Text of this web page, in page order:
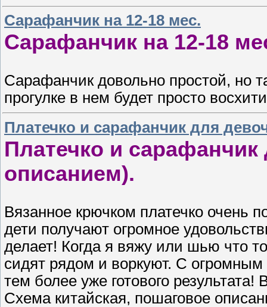
Сарафанчик на 12-18 мес.
Сарафанчик на 12-18
Сарафанчик довольно простой, но
прогулке в нем будет просто
Платечко и сарафанчик для
Платечко и сарафанчик
описанием).
Вязанное крючком платечко очень
дети получают огромное
делает! Когда я вяжу или шью что
сидят рядом и воркуют. С
тем более уже готового
Схема китайская, пошаговое